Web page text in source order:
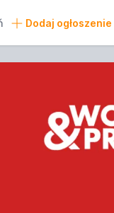
Dodaj ogłoszenie